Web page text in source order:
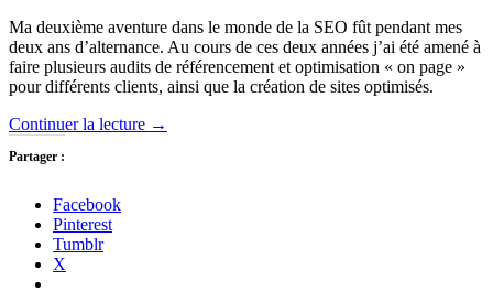
Ma deuxième aventure dans le monde de la SEO fût pendant mes
deux ans d’alternance. Au cours de ces deux années j’ai été amené à
faire plusieurs audits de référencement et optimisation « on page »
pour différents clients, ainsi que la création de sites optimisés.
Continuer la lecture →
Partager :
Facebook
Pinterest
Tumblr
X